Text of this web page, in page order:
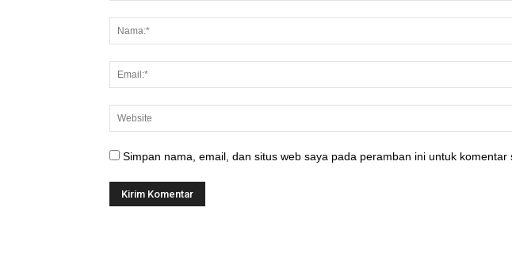
Simpan nama, email, dan situs web saya pada peramban ini untuk komentar